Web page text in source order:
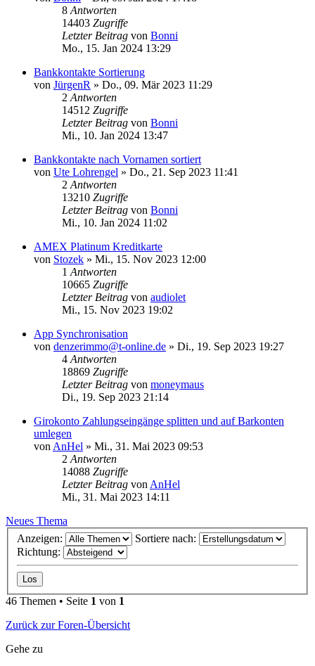
8 Antworten
14403 Zugriffe
Letzter Beitrag von Bonni
Mo., 15. Jan 2024 13:29
Bankkontakte Sortierung
von JürgenR » Do., 09. Mär 2023 11:29
2 Antworten
14512 Zugriffe
Letzter Beitrag von Bonni
Mi., 10. Jan 2024 13:47
Bankkontakte nach Vornamen sortiert
von Ute Lohrengel » Do., 21. Sep 2023 11:41
2 Antworten
13210 Zugriffe
Letzter Beitrag von Bonni
Mi., 10. Jan 2024 11:02
AMEX Platinum Kreditkarte
von Stozek » Mi., 15. Nov 2023 12:00
1 Antworten
10665 Zugriffe
Letzter Beitrag von audiolet
Mi., 15. Nov 2023 19:02
App Synchronisation
von denzerimmo@t-online.de » Di., 19. Sep 2023 19:27
4 Antworten
18869 Zugriffe
Letzter Beitrag von moneymaus
Di., 19. Sep 2023 21:14
Girokonto Zahlungseingänge splitten und auf Barkonten
umlegen
von AnHel » Mi., 31. Mai 2023 09:53
2 Antworten
14088 Zugriffe
Letzter Beitrag von AnHel
Mi., 31. Mai 2023 14:11
Neues Thema
Anzeigen:
Sortiere nach:
Richtung:
46 Themen • Seite 1 von 1
Zurück zur Foren-Übersicht
Gehe zu